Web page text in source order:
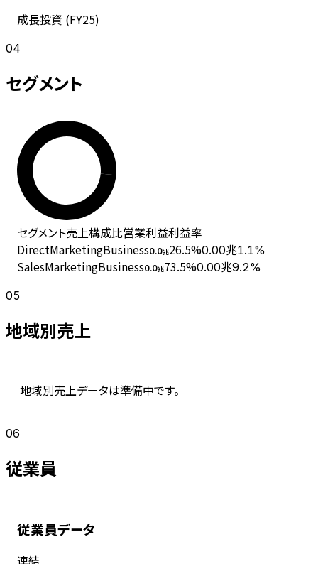
成長投資 (FY25)
04
セグメント
セグメント売上構成比営業利益利益率
DirectMarketingBusiness0.0兆26.5%0.00兆1.1%
SalesMarketingBusiness0.0兆73.5%0.00兆9.2%
05
地域別売上
地域別売上データは準備中です。
06
従業員
従業員データ
連結